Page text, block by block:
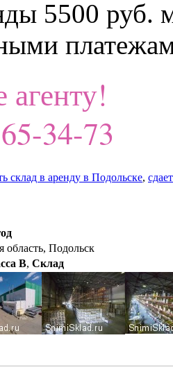
5500
агенту!
34-73
склад в аренду в Подольске,
область, Подольск
B, Склад